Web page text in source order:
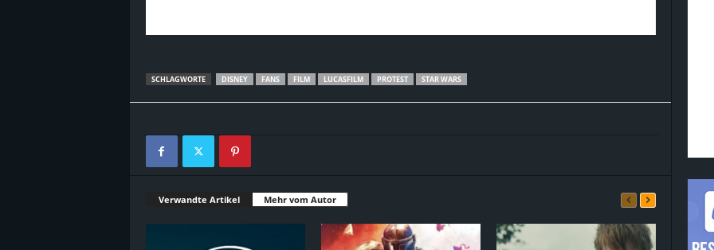
SCHLAGWORTE DISNEY FANS FILM LUCASFILM PROTEST STAR WARS
Verwandte Artikel Mehr vom Autor